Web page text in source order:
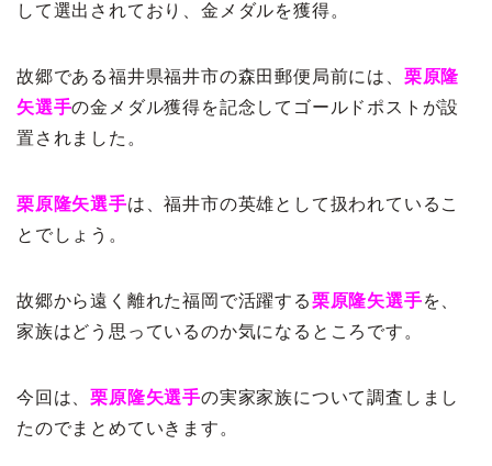
して選出されており、金メダルを獲得。
故郷である福井県福井市の森田郵便局前には、 栗原隆
矢選手の金メダル獲得を記念してゴールドポストが設
置されました。
栗原隆矢選手は、福井市の英雄として扱われているこ
とでしょう。
故郷から遠く離れた福岡で活躍する栗原隆矢選手を、
家族はどう思っているのか気になるところです。
今回は、栗原隆矢選手の実家家族について調査しまし
たのでまとめていきます。